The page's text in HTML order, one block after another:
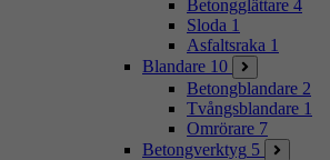
Betongglättare 4
Sloda 1
Asfaltsraka 1
Blandare 10
Betongblandare 2
Tvångsblandare 1
Omrörare 7
Betongverktyg 5